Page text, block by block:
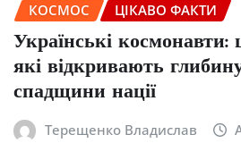
КОСМОС ЦІКАВО ФАКТИ
Українські космонавти:
які відкривають
спадщини нації
Терещенко Владислав